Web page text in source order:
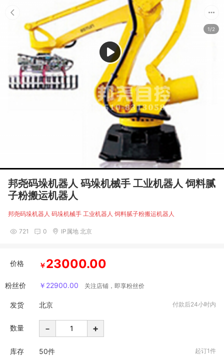
1/2
邦尧码垛机器人 码垛机械手 工业机器人 饲料腻
子粉搬运机器人
邦尧码垛机器人 码垛机械手 工业机器人 饲料腻子粉搬运机器人
721 0 IP属地 北京
价格 ￥23000.00
粉丝价 ￥ 22900.00 关注店铺，即享粉丝价
发货 北京 付款后24小时内
数量 - +
库存 50件 起订1件